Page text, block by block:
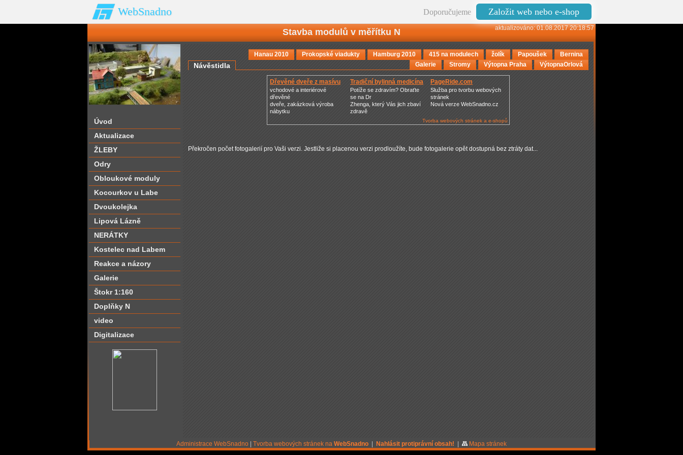
WebSnadno Doporučujeme Založit web nebo e-shop
aktualizováno: 01.08.2017 20:18:57
Stavba modulů v měřítku N
Úvod
Aktualizace
ŽLEBY
Odry
Obloukové moduly
Kocourkov u Labe
Dvoukolejka
Lipová Lázně
NERÁTKY
Kostelec nad Labem
Reakce a názory
Galerie
Štokr 1:160
Doplňky N
video
Digitalizace
Návěstidla
Bernina
Papoušek
žolík
415 na modulech
Hamburg 2010
Prokopské viadukty
Hanau 2010
VýtopnaOrlová
Výtopna Praha
Stromy
Galerie
Dřevěné dveře z masívu
vchodové a interiérové
dřevěné
dveře, zakázková výroba
nábytku
Tradiční bylinná medicína
Potíže se zdravím? Obraťte
se na Dr
Zhenga, který Vás jich zbaví
zdravě
PageRide.com
Služba pro tvorbu webových
stránek
Nová verze WebSnadno.cz
Tvorba webových stránek a e-shopů
Překročen počet fotogalerií pro Vaši verzi. Jestliže si placenou verzi prodloužíte, bude fotogalerie opět dostupná bez ztráty dat...
Administrace WebSnadno Tvorba webových stránek na WebSnadno Nahlásit protiprávní obsah! Mapa stránek